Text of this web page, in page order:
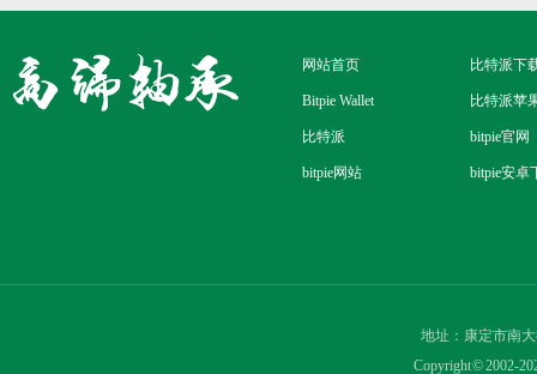
网站首页 比特派下
Bitpie Wallet 比特派苹
比特派 bitpie官网
bitpie网站 bitpie安卓
地址：康定市南
Copyright © 2002-